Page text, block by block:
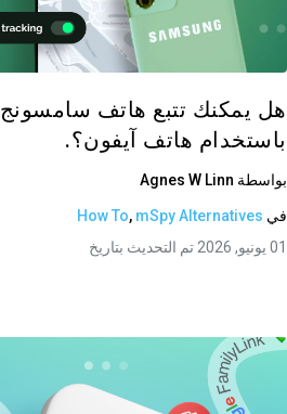
هل يمكنك تتبع هاتف سامسونج
باستخدام هاتف آيفون؟.
بواسطة Agnes W Linn
في How To, mSpy Alternatives
01 يونيو, 2026 تم التحديث بتاريخ